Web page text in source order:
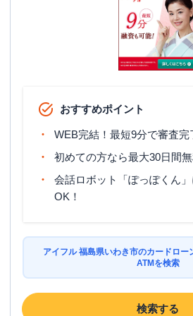
おすすめポイント
WEB完結！最短9分で審査
初めての方なら最大30日間無
会話ロボット「ぽっぽくん
OK！
アイフル 福島県いわき市のカードロー
ATMを検索
検索する